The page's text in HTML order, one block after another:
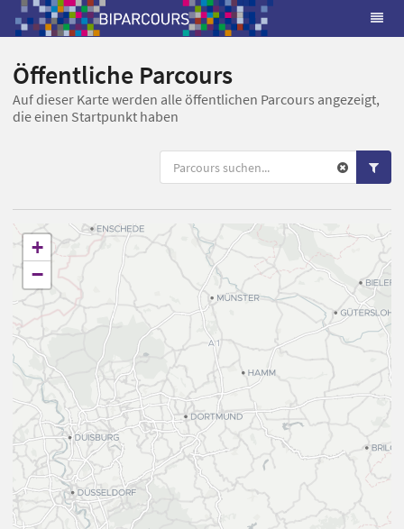
Öffentliche Parcours
Auf dieser Karte werden alle öffentlichen Parcours angezeigt,
die einen Startpunkt haben
+
−